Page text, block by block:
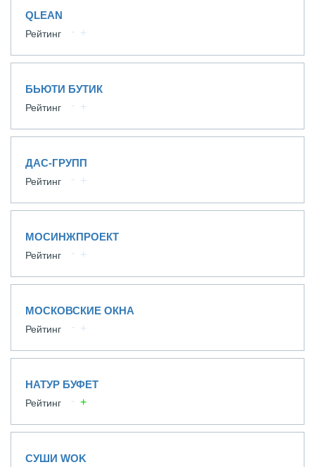
QLEAN
Рейтинг
БЬЮТИ БУТИК
Рейтинг
ДАС-ГРУПП
Рейтинг
МОСИНЖПРОЕКТ
Рейтинг
МОСКОВСКИЕ ОКНА
Рейтинг
НАТУР БУФЕТ
Рейтинг
СУШИ WOK